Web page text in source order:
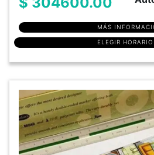
MÁS
ELEGIR HORARIO